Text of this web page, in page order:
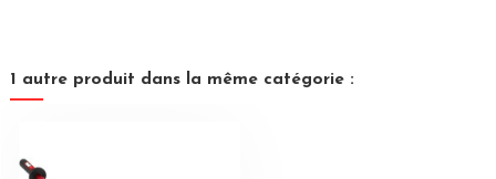
1 autre produit dans la même catégorie :